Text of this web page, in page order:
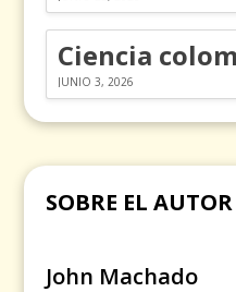
JUNIO 3, 2026
SOBRE EL AUTOR
John Machado